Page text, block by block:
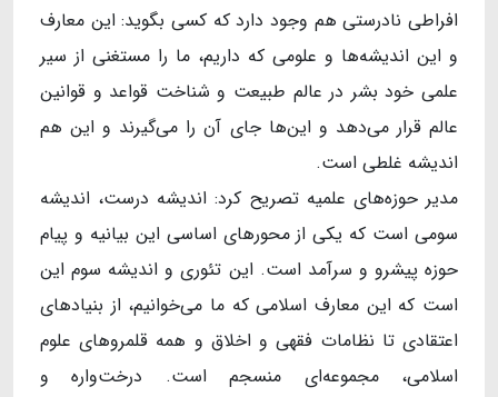
افراطی نادرستی هم وجود دارد که کسی بگوید: این معارف
و این اندیشه‌ها و علومی که داریم، ما را مستغنی از سیر
علمی خود بشر در عالم طبیعت و شناخت قواعد و قوانین
عالم قرار می‌دهد و این‌ها جای آن را می‌گیرند و این هم
اندیشه غلطی است.
مدیر حوزه‌های علمیه تصریح کرد: اندیشه درست، اندیشه
سومی است که یکی از محورهای اساسی این بیانیه و پیام
حوزه پیشرو و سرآمد است. این تئوری و اندیشه سوم این
است که این معارف اسلامی که ما می‌خوانیم، از بنیادهای
اعتقادی تا نظامات فقهی و اخلاق و همه قلمروهای علوم
اسلامی، مجموعه‌ای منسجم است. درخت‌واره و